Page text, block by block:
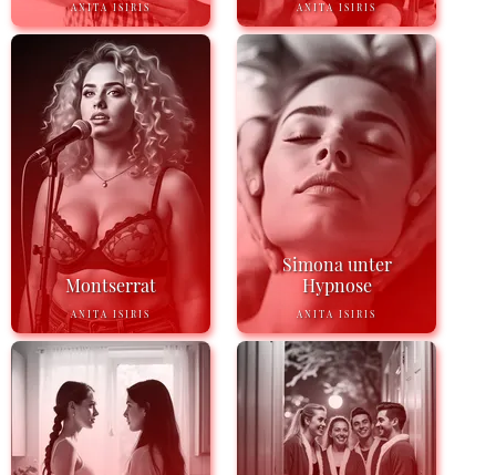
ANITA ISIRIS ANITA ISIRIS
Montserrat
ANITA ISIRIS
Simona unter
Hypnose
ANITA ISIRIS